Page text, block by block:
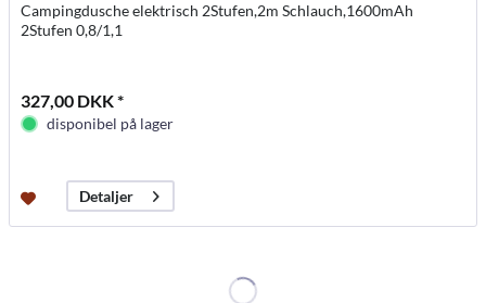
Campingdusche elektrisch 2Stufen,2m Schlauch,1600mAh
2Stufen 0,8/1,1
327,00 DKK *
disponibel på lager
Detaljer